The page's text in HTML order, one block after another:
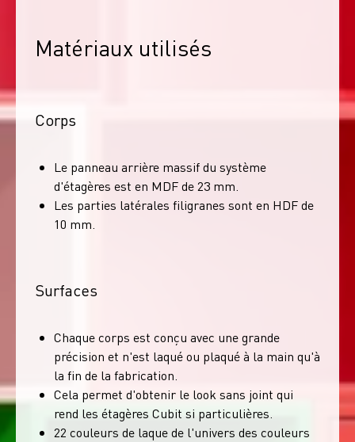
Matériaux utilisés
Corps
Le panneau arrière massif du système
d'étagères est en MDF de 23 mm.
Les parties latérales filigranes sont en HDF de
10 mm.
Surfaces
Chaque corps est conçu avec une grande
précision et n'est laqué ou plaqué à la main qu'à
la fin de la fabrication.
Cela permet d'obtenir le look sans joint qui
rend les étagères Cubit si particulières.
22 couleurs de laque de l'univers des couleurs